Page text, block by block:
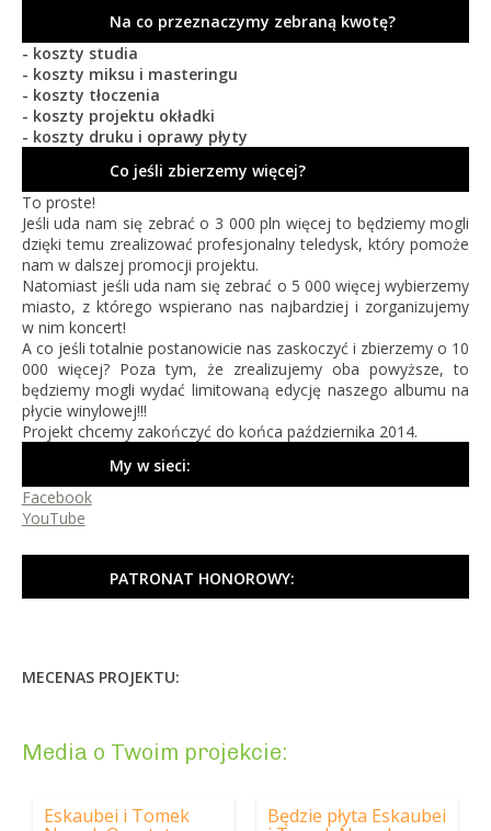
Na co przeznaczymy zebraną kwotę?
- koszty studia
- koszty miksu i masteringu
- koszty tłoczenia
- koszty projektu okładki
- koszty druku i oprawy płyty
Co jeśli zbierzemy więcej?
To proste!
Jeśli uda nam się zebrać o 3 000 pln więcej to będziemy mogli
dzięki temu zrealizować profesjonalny teledysk, który pomoże
nam w dalszej promocji projektu.
Natomiast jeśli uda nam się zebrać o 5 000 więcej wybierzemy
miasto, z którego wspierano nas najbardziej i zorganizujemy
w nim koncert!
A co jeśli totalnie postanowicie nas zaskoczyć i zbierzemy o 10
000 więcej? Poza tym, że zrealizujemy oba powyższe, to
będziemy mogli wydać limitowaną edycję naszego albumu na
płycie winylowej!!!
Projekt chcemy zakończyć do końca października 2014.
My w sieci:
Facebook
YouTube
PATRONAT HONOROWY:
MECENAS PROJEKTU:
Media o Twoim projekcie:
Eskaubei i Tomek Będzie płyta Eskaubei